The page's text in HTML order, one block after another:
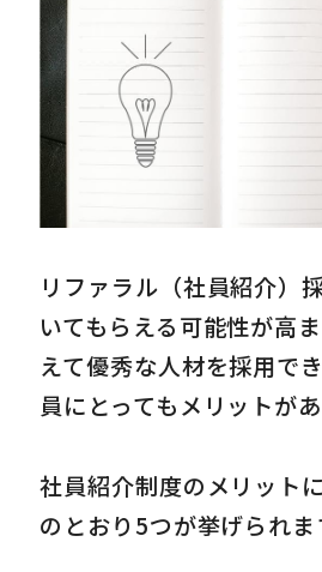
リファラル（社員紹介）
いてもらえる可能性が高
えて優秀な人材を採用で
員にとってもメリットがあ
社員紹介制度のメリット
のとおり5つが挙げられま